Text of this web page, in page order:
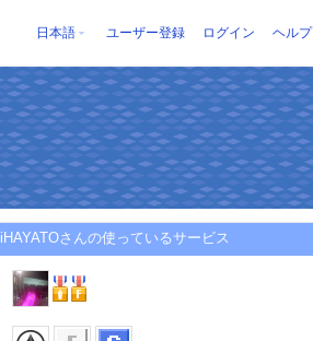
日本語 ユーザー登録 ログイン ヘルプ
iHAYATOさんの使っているサービス